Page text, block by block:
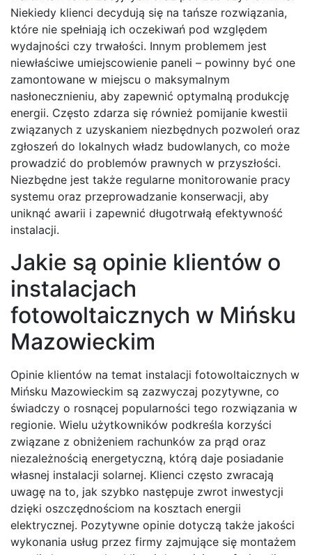
Niekiedy klienci decydują się na tańsze rozwiązania,
które nie spełniają ich oczekiwań pod względem
wydajności czy trwałości. Innym problemem jest
niewłaściwe umiejscowienie paneli – powinny być one
zamontowane w miejscu o maksymalnym
nasłonecznieniu, aby zapewnić optymalną produkcję
energii. Często zdarza się również pomijanie kwestii
związanych z uzyskaniem niezbędnych pozwoleń oraz
zgłoszeń do lokalnych władz budowlanych, co może
prowadzić do problemów prawnych w przyszłości.
Niezbędne jest także regularne monitorowanie pracy
systemu oraz przeprowadzanie konserwacji, aby
uniknąć awarii i zapewnić długotrwałą efektywność
instalacji.
Jakie są opinie klientów o
instalacjach
fotowoltaicznych w Mińsku
Mazowieckim
Opinie klientów na temat instalacji fotowoltaicznych w
Mińsku Mazowieckim są zazwyczaj pozytywne, co
świadczy o rosnącej popularności tego rozwiązania w
regionie. Wielu użytkowników podkreśla korzyści
związane z obniżeniem rachunków za prąd oraz
niezależnością energetyczną, którą daje posiadanie
własnej instalacji solarnej. Klienci często zwracają
uwagę na to, jak szybko następuje zwrot inwestycji
dzięki oszczędnościom na kosztach energii
elektrycznej. Pozytywne opinie dotyczą także jakości
wykonania usług przez firmy zajmujące się montażem